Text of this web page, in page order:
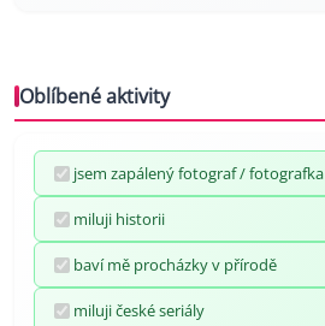
Oblíbené aktivity
jsem zapálený fotograf / fotografka
miluji historii
baví mě procházky v přírodě
miluji české seriály